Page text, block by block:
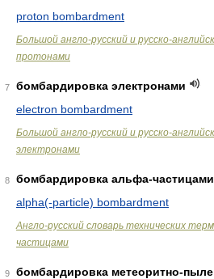
proton bombardment
Большой англо-русский и русско-
протонами
7
бомбардировка электронами
electron bombardment
Большой англо-русский и русско-
электронами
8
бомбардировка альфа-частицами
alpha(-particle) bombardment
Англо-русский словарь технических
частицами
9
бомбардировка метеоритно-